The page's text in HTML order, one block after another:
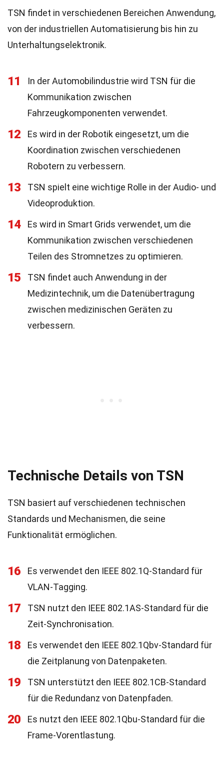
TSN findet in verschiedenen Bereichen Anwendung,
von der industriellen Automatisierung bis hin zu
Unterhaltungselektronik.
11
In der Automobilindustrie wird TSN für die
Kommunikation zwischen
Fahrzeugkomponenten verwendet.
12
Es wird in der Robotik eingesetzt, um die
Koordination zwischen verschiedenen
Robotern zu verbessern.
13
TSN spielt eine wichtige Rolle in der Audio- und
Videoproduktion.
14
Es wird in Smart Grids verwendet, um die
Kommunikation zwischen verschiedenen
Teilen des Stromnetzes zu optimieren.
15
TSN findet auch Anwendung in der
Medizintechnik, um die Datenübertragung
zwischen medizinischen Geräten zu
verbessern.
Technische Details von TSN
TSN basiert auf verschiedenen technischen
Standards und Mechanismen, die seine
Funktionalität ermöglichen.
16
Es verwendet den IEEE 802.1Q-Standard für
VLAN-Tagging.
17
TSN nutzt den IEEE 802.1AS-Standard für die
Zeit-Synchronisation.
18
Es verwendet den IEEE 802.1Qbv-Standard für
die Zeitplanung von Datenpaketen.
19
TSN unterstützt den IEEE 802.1CB-Standard
für die Redundanz von Datenpfaden.
20
Es nutzt den IEEE 802.1Qbu-Standard für die
Frame-Vorentlastung.